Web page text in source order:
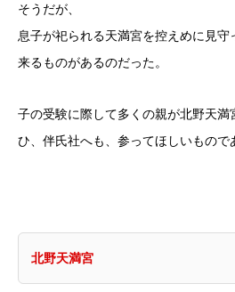
そうだが、
息子が祀られる天満宮を控えめに見守
来るものがあるのだった。
子の受験に際して多くの親が北野天
ひ、伴氏社へも、参ってほしいもので
北野天満宮